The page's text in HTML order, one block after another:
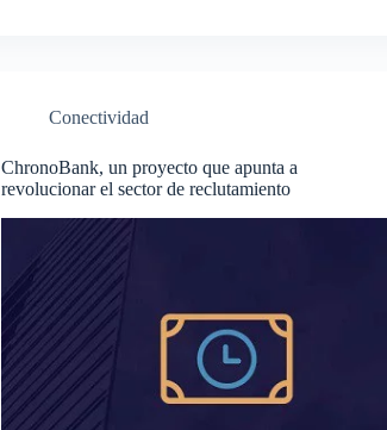
Conectividad
ChronoBank, un proyecto que apunta a
revolucionar el sector de reclutamiento